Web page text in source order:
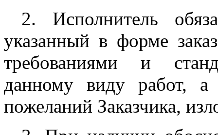
2. Исполнитель
указанный в форме
требованиями и
данному виду работ,
пожеланий Заказчика,